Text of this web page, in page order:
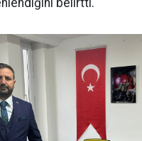
belirtti.